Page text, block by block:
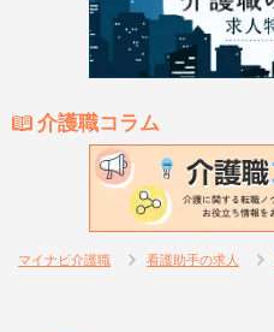
介護職コラム
マイナビ介護職 看護助手の求人